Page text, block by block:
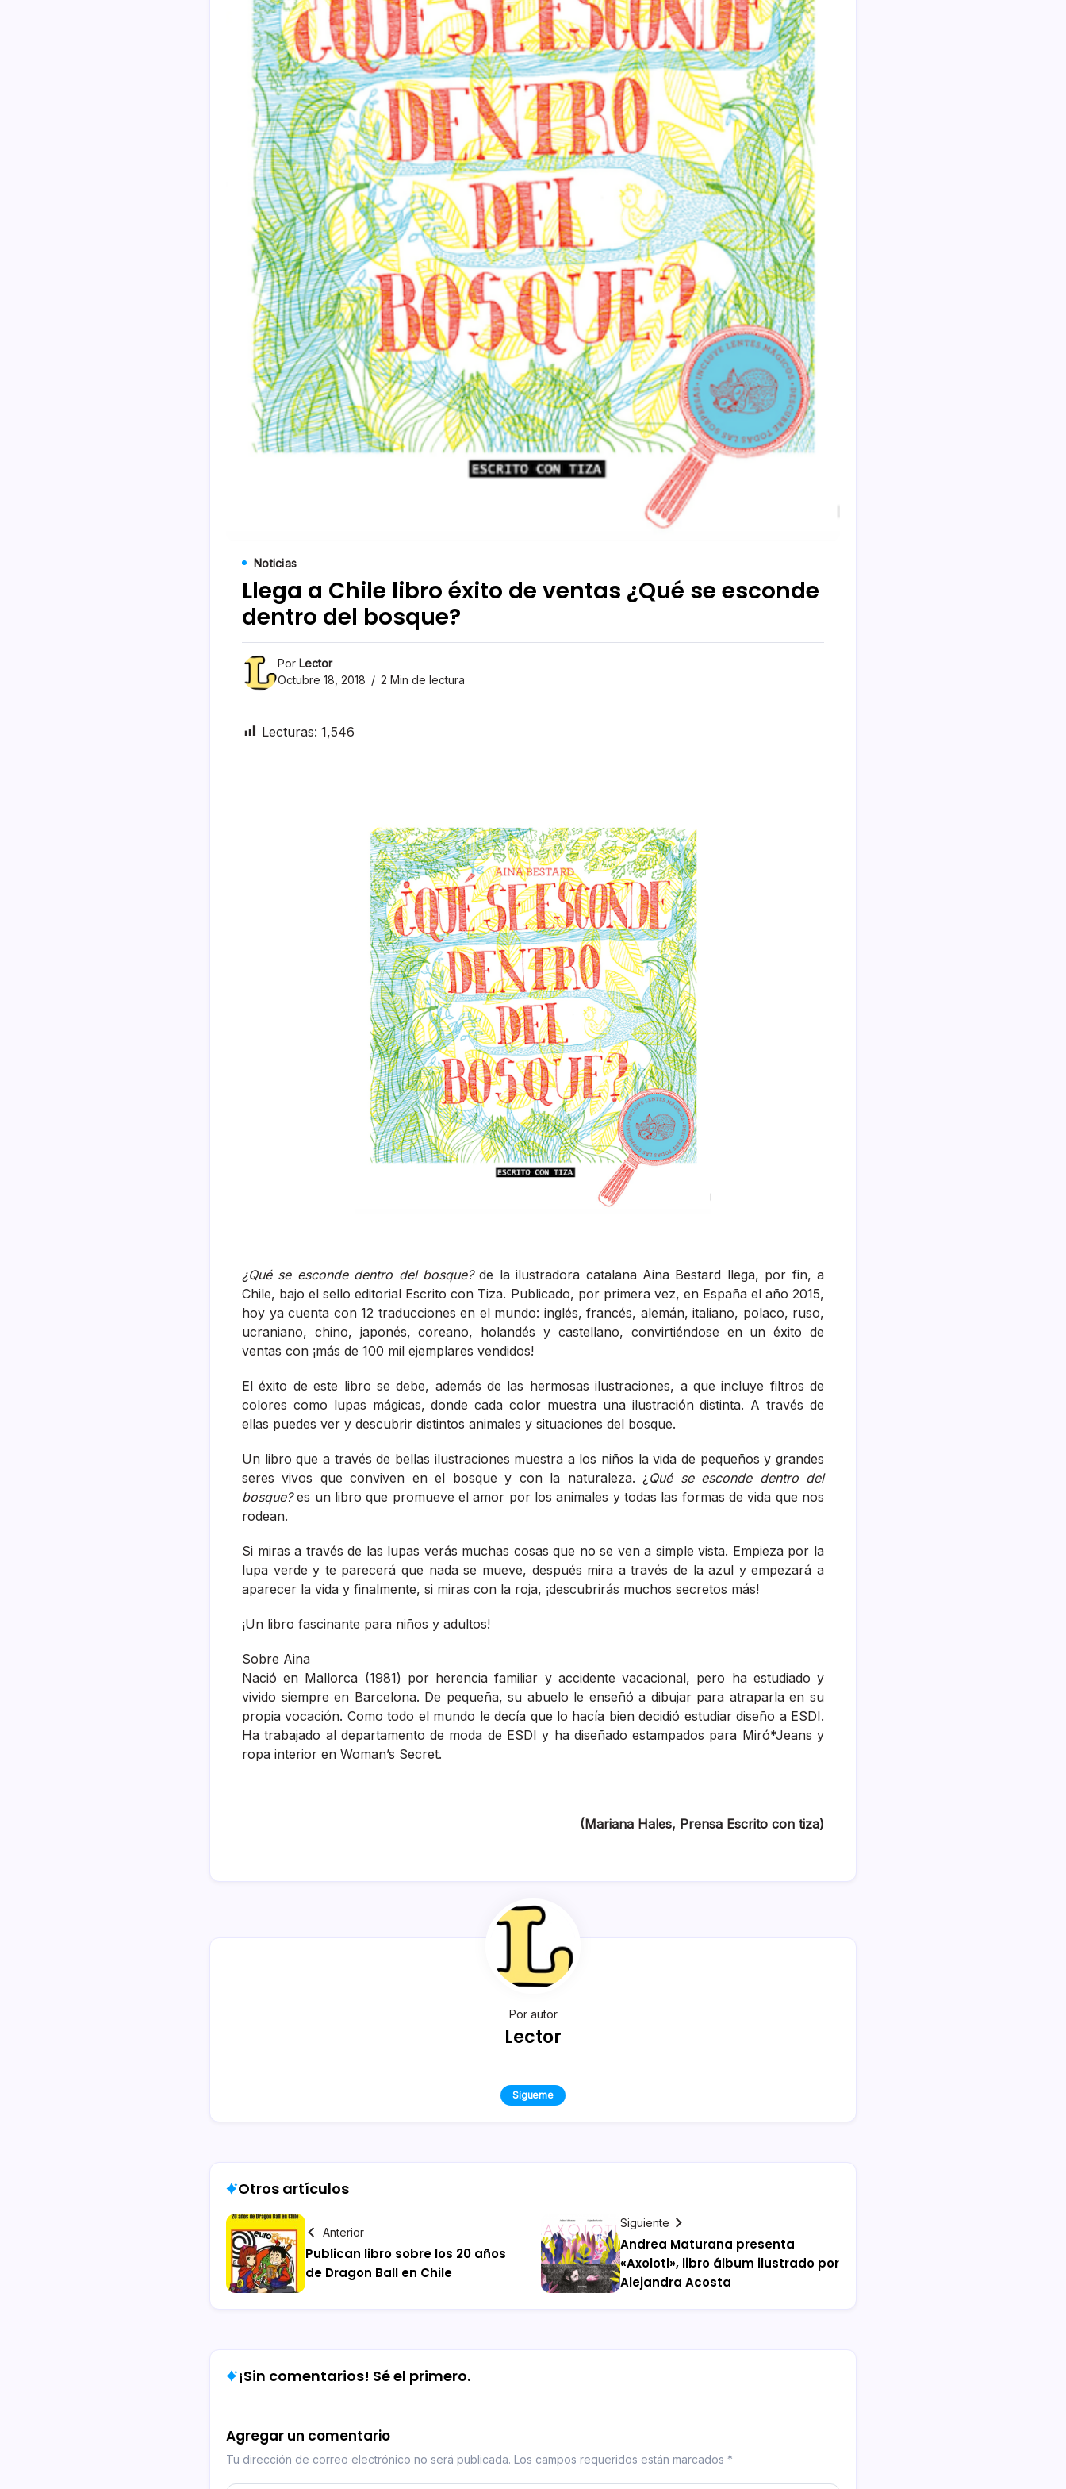
Noticias
Llega a Chile libro éxito de ventas ¿Qué se esconde
dentro del bosque?
Por Lector
Octubre 18, 2018
2 Min de lectura
Lecturas: 1,546
¿Qué se esconde dentro del bosque?de la ilustradora catalana Aina Bestard llega, por fin, a
Chile, bajo el sello editorial Escrito con Tiza. Publicado, por primera vez, en España el año 2015,
hoy ya cuenta con 12 traducciones en el mundo: inglés, francés, alemán, italiano, polaco, ruso,
ucraniano, chino, japonés, coreano, holandés y castellano, convirtiéndose en un éxito de
ventas con ¡más de 100 mil ejemplares vendidos!
El éxito de este libro se debe, además de las hermosas ilustraciones, a que incluye filtros de
colores como lupas mágicas, donde cada color muestra una ilustración distinta. A través de
ellas puedes ver y descubrir distintos animales y situaciones del bosque.
Un libro que a través de bellas ilustraciones muestra a los niños la vida de pequeños y grandes
seres vivos que conviven en el bosque y con la naturaleza. ¿ Qué se esconde dentro del
bosque?es un libro que promueve el amor por los animales y todas las formas de vida que nos
rodean.
Si miras a través de las lupas verás muchas cosas que no se ven a simple vista. Empieza por la
lupa verde y te parecerá que nada se mueve, después mira a través de la azul y empezará a
aparecer la vida y finalmente, si miras con la roja, ¡descubrirás muchos secretos más!
¡Un libro fascinante para niños y adultos!
Sobre Aina
Nació en Mallorca (1981) por herencia familiar y accidente vacacional, pero ha estudiado y
vivido siempre en Barcelona. De pequeña, su abuelo le enseñó a dibujar para atraparla en su
propia vocación. Como todo el mundo le decía que lo hacía bien decidió estudiar diseño a ESDI.
Ha trabajado al departamento de moda de ESDI y ha diseñado estampados para Miró*Jeans y
ropa interior en Woman’s Secret.
(Mariana Hales, Prensa Escrito con tiza)
Por autor
Lector
Sígueme
Otros artículos
Anterior
Publican libro sobre los 20 años
de Dragon Ball en Chile
Siguiente
Andrea Maturana presenta
«Axolotl», libro álbum ilustrado por
Alejandra Acosta
¡Sin comentarios! Sé el primero.
Agregar un comentario
Tu dirección de correo electrónico no será publicada. Los campos requeridos están marcados *